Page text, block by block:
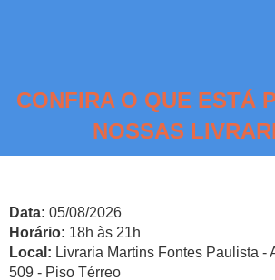
CONFIRA O QUE ESTÁ
NOSSAS
Data: 05/08/2026
Horário: 18h às 21h
Local: Livraria Martins Fontes Paulista -
509 - Piso Térreo